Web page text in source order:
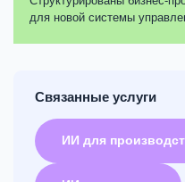
для новой системы
Связанные услуги
ИИ для